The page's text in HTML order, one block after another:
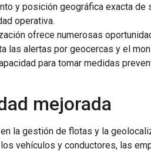
y posición geográfica exacta
operativa.
ofrece numerosas
alertas por geocercas y el
para tomar medidas
mejorada
la gestión de flotas y la
vehículos y conductores, las